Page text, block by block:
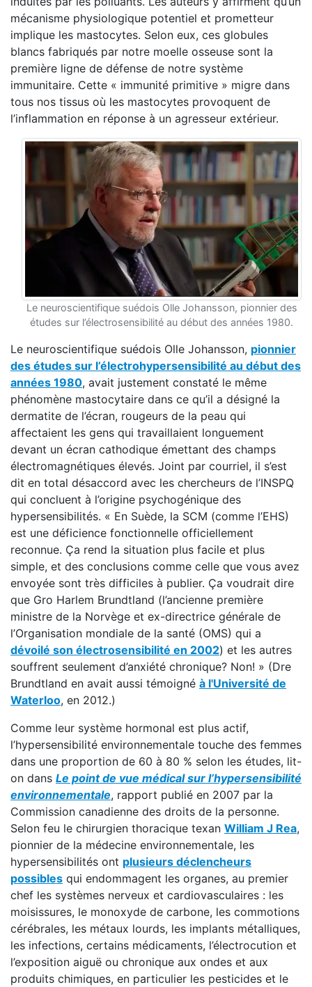
mécanisme physiologique potentiel et prometteur
implique les mastocytes. Selon eux, ces globules
blancs fabriqués par notre moelle osseuse sont la
première ligne de défense de notre système
immunitaire. Cette « immunité primitive » migre dans
tous nos tissus où les mastocytes provoquent de
l’inflammation en réponse à un agresseur extérieur.
Le neuroscientifique suédois Olle Johansson, pionnier des
études sur l’électrosensibilité au début des années 1980.
Le neuroscientifique suédois Olle Johansson, pionnier
des études sur l’électrohypersensibilité au début des
années 1980, avait justement constaté le même
phénomène mastocytaire dans ce qu’il a désigné la
dermatite de l’écran, rougeurs de la peau qui
affectaient les gens qui travaillaient longuement
devant un écran cathodique émettant des champs
électromagnétiques élevés. Joint par courriel, il s’est
dit en total désaccord avec les chercheurs de l’INSPQ
qui concluent à l’origine psychogénique des
hypersensibilités. « En Suède, la SCM (comme l’EHS)
est une déficience fonctionnelle officiellement
reconnue. Ça rend la situation plus facile et plus
simple, et des conclusions comme celle que vous avez
envoyée sont très difficiles à publier. Ça voudrait dire
que Gro Harlem Brundtland (l’ancienne première
ministre de la Norvège et ex-directrice générale de
l’Organisation mondiale de la santé (OMS) qui a
dévoilé son électrosensibilité en 2002) et les autres
souffrent seulement d’anxiété chronique? Non! » (Dre
Brundtland en avait aussi témoigné à l'Université de
Waterloo, en 2012.)
Comme leur système hormonal est plus actif,
l’hypersensibilité environnementale touche des femmes
dans une proportion de 60 à 80 % selon les études, lit-
on dans Le point de vue médical sur l’hypersensibilité
environnementale, rapport publié en 2007 par la
Commission canadienne des droits de la personne.
Selon feu le chirurgien thoracique texan William J Rea,
pionnier de la médecine environnementale, les
hypersensibilités ont plusieurs déclencheurs
possibles qui endommagent les organes, au premier
chef les systèmes nerveux et cardiovasculaires : les
moisissures, le monoxyde de carbone, les commotions
cérébrales, les métaux lourds, les implants métalliques,
les infections, certains médicaments, l’électrocution et
l’exposition aiguë ou chronique aux ondes et aux
produits chimiques, en particulier les pesticides et le